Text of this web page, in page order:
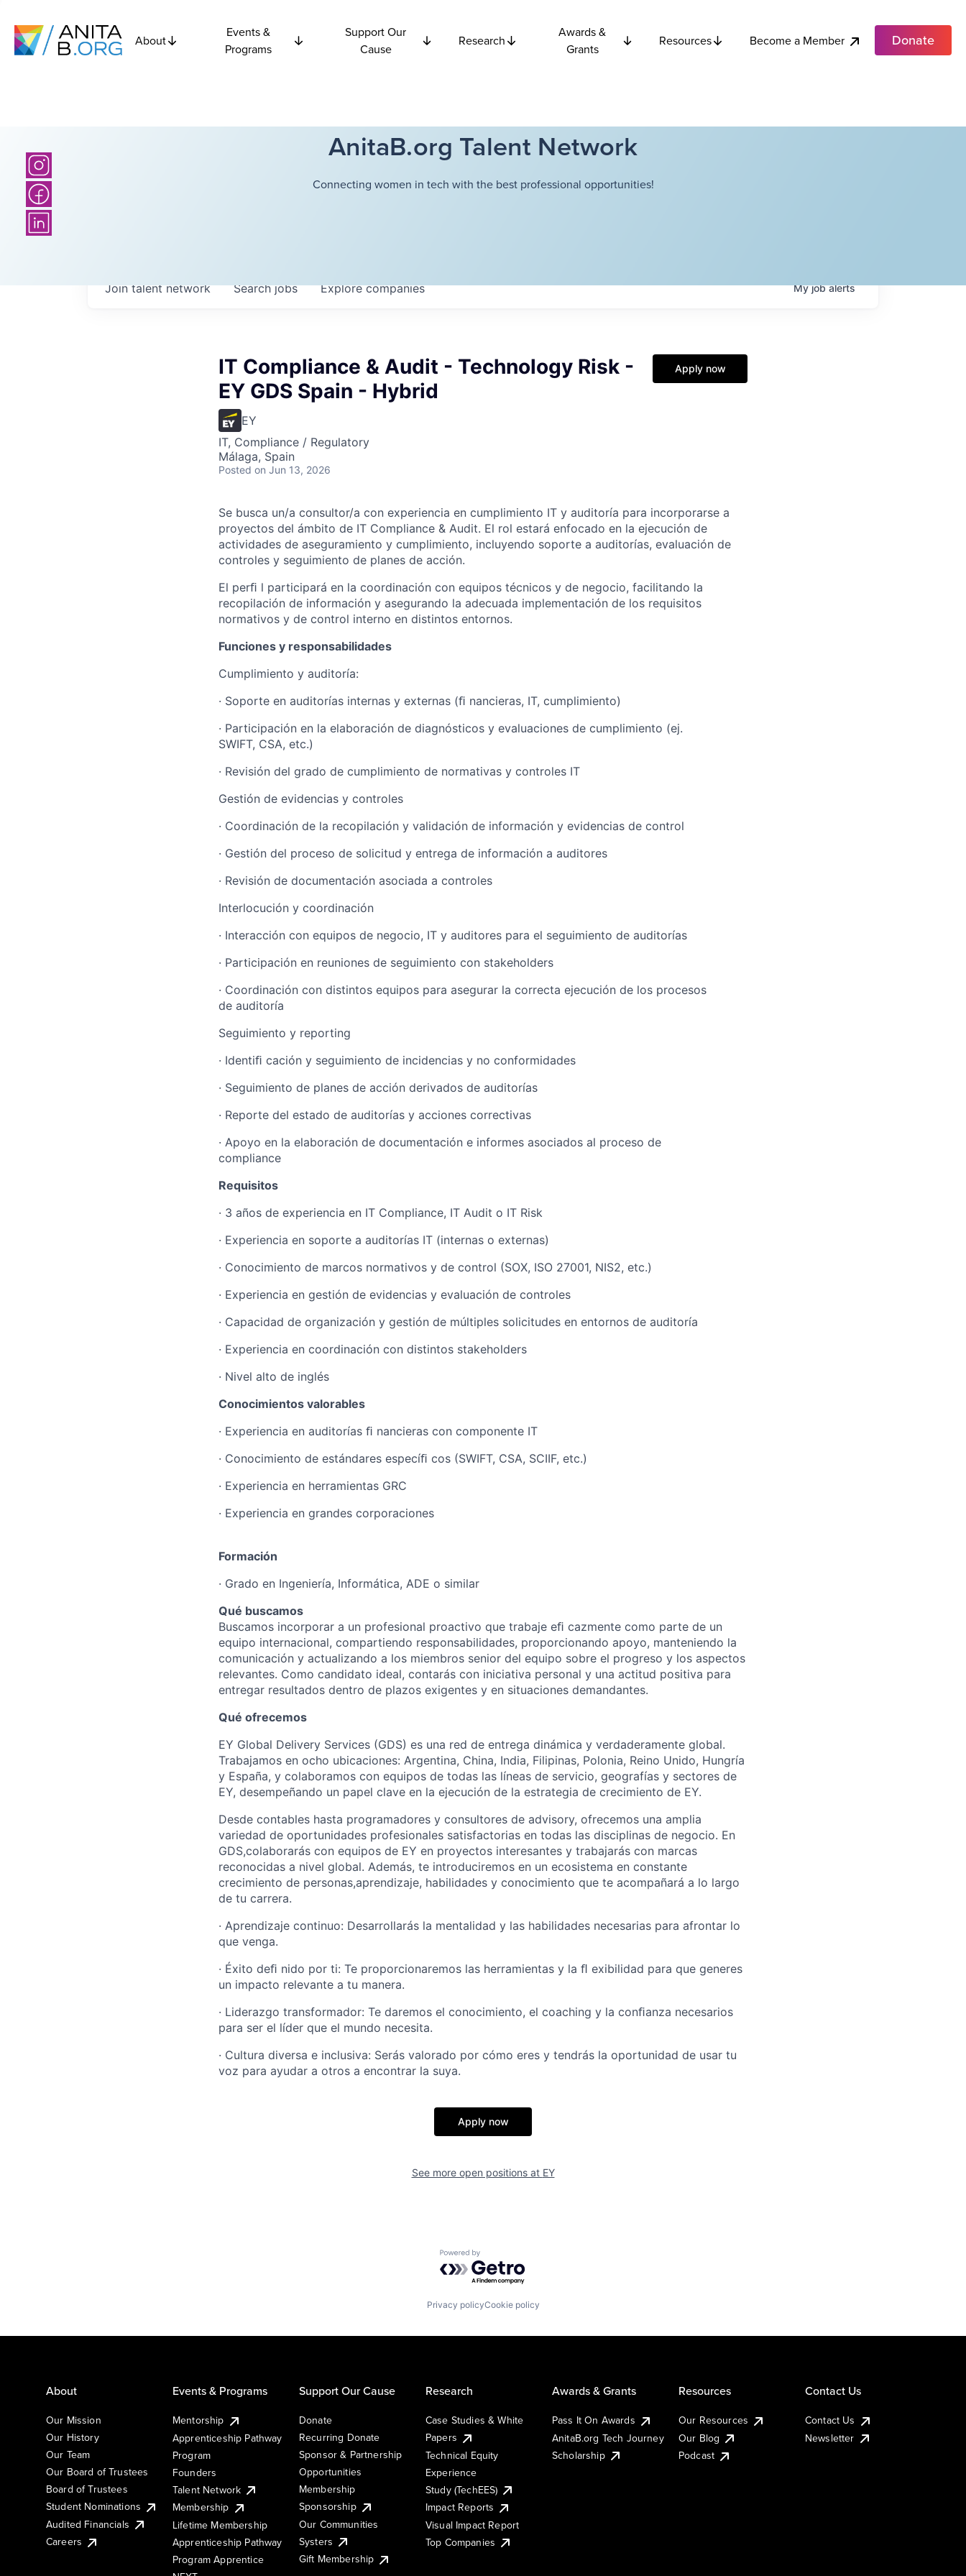
About
Events &
Programs
Support Our
Cause
Research
Awards &
Grants
Resources Become a Member Donate
AnitaB.org Talent Network
Connecting women in tech with the best professional opportunities!
Searchjobs Explorecompanies
Join talent network Myjobalerts
IT Compliance & Audit - Technology Risk -
EY GDS Spain - Hybrid
EY
IT, Compliance / Regulatory
Málaga, Spain
Posted on Jun 13, 2026
Apply now
Se busca un/a consultor/a con experiencia en cumplimiento IT y auditoría para incorporarse a
proyectos del ámbito de IT Compliance & Audit. El rol estará enfocado en la ejecución de
actividades de aseguramiento y cumplimiento, incluyendo soporte a auditorías, evaluación de
controles y seguimiento de planes de acción.
El perﬁ l participará en la coordinación con equipos técnicos y de negocio, facilitando la
recopilación de información y asegurando la adecuada implementación de los requisitos
normativos y de control interno en distintos entornos.
Funciones y responsabilidades
Cumplimiento y auditoría:
· Soporte en auditorías internas y externas (ﬁ nancieras, IT, cumplimiento)
· Participación en la elaboración de diagnósticos y evaluaciones de cumplimiento (ej.
SWIFT, CSA, etc.)
· Revisión del grado de cumplimiento de normativas y controles IT
Gestión de evidencias y controles
· Coordinación de la recopilación y validación de información y evidencias de control
· Gestión del proceso de solicitud y entrega de información a auditores
· Revisión de documentación asociada a controles
Interlocución y coordinación
· Interacción con equipos de negocio, IT y auditores para el seguimiento de auditorías
· Participación en reuniones de seguimiento con stakeholders
· Coordinación con distintos equipos para asegurar la correcta ejecución de los procesos
de auditoría
Seguimiento y reporting
· Identiﬁ cación y seguimiento de incidencias y no conformidades
· Seguimiento de planes de acción derivados de auditorías
· Reporte del estado de auditorías y acciones correctivas
· Apoyo en la elaboración de documentación e informes asociados al proceso de
compliance
Requisitos
· 3 años de experiencia en IT Compliance, IT Audit o IT Risk
· Experiencia en soporte a auditorías IT (internas o externas)
· Conocimiento de marcos normativos y de control (SOX, ISO 27001, NIS2, etc.)
· Experiencia en gestión de evidencias y evaluación de controles
· Capacidad de organización y gestión de múltiples solicitudes en entornos de auditoría
· Experiencia en coordinación con distintos stakeholders
· Nivel alto de inglés
Conocimientos valorables
· Experiencia en auditorías ﬁ nancieras con componente IT
· Conocimiento de estándares especíﬁ cos (SWIFT, CSA, SCIIF, etc.)
· Experiencia en herramientas GRC
· Experiencia en grandes corporaciones
Formación
· Grado en Ingeniería, Informática, ADE o similar
Qué buscamos
Buscamos incorporar a un profesional proactivo que trabaje eﬁ cazmente como parte de un
equipo internacional, compartiendo responsabilidades, proporcionando apoyo, manteniendo la
comunicación y actualizando a los miembros senior del equipo sobre el progreso y los aspectos
relevantes. Como candidato ideal, contarás con iniciativa personal y una actitud positiva para
entregar resultados dentro de plazos exigentes y en situaciones demandantes.
Qué ofrecemos
EY Global Delivery Services (GDS) es una red de entrega dinámica y verdaderamente global.
Trabajamos en ocho ubicaciones: Argentina, China, India, Filipinas, Polonia, Reino Unido, Hungría
y España, y colaboramos con equipos de todas las líneas de servicio, geografías y sectores de
EY, desempeñando un papel clave en la ejecución de la estrategia de crecimiento de EY.
Desde contables hasta programadores y consultores de advisory, ofrecemos una amplia
variedad de oportunidades profesionales satisfactorias en todas las disciplinas de negocio. En
GDS,colaborarás con equipos de EY en proyectos interesantes y trabajarás con marcas
reconocidas a nivel global. Además, te introduciremos en un ecosistema en constante
crecimiento de personas,aprendizaje, habilidades y conocimiento que te acompañará a lo largo
de tu carrera.
· Aprendizaje continuo: Desarrollarás la mentalidad y las habilidades necesarias para afrontar lo
que venga.
· Éxito deﬁ nido por ti: Te proporcionaremos las herramientas y la ﬂ exibilidad para que generes
un impacto relevante a tu manera.
· Liderazgo transformador: Te daremos el conocimiento, el coaching y la conﬁanza necesarios
para ser el líder que el mundo necesita.
· Cultura diversa e inclusiva: Serás valorado por cómo eres y tendrás la oportunidad de usar tu
voz para ayudar a otros a encontrar la suya.
Apply now
See more open positions at EY
Powered by Getro.com
Privacy policyCookie policy
About
Our Mission
Our History
Our Team
Our Board of Trustees
Board of Trustees
Student Nominations
Audited Financials
Careers
Events & Programs
Mentorship
Apprenticeship Pathway
Program
Founders
Talent Network
Membership
Lifetime Membership
Apprenticeship Pathway
Program Apprentice
Support Our Cause
Donate
Recurring Donate
Sponsor & Partnership
Opportunities
Membership
Sponsorship
Our Communities
Systers
Gift Membership
Research
Case Studies & White
Papers
Technical Equity
Experience
Study (TechEES)
Impact Reports
Visual Impact Report
Top Companies
Awards & Grants
Pass It On Awards
AnitaB.org Tech Journey
Scholarship
Resources
Our Resources
Our Blog
Podcast
Contact Us
Contact Us
Newsletter